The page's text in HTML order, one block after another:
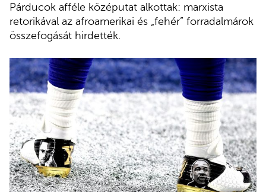
Párducok afféle középutat alkottak: marxista
retorikával az afroamerikai és „fehér” forradalmárok
összefogását hirdették.